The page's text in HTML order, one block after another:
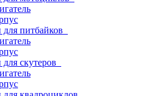
для питбайков
для скутеров